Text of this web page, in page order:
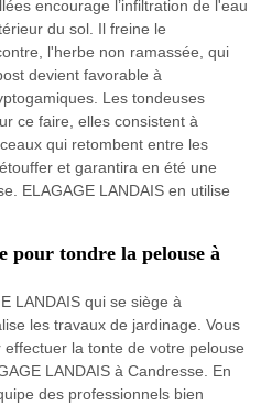
encourage l’infiltration de l'eau
du sol. Il freine le
l'herbe non ramassée, qui
devient favorable à
Les tondeuses
ce faire, elles consistent à
qui retombent entre les
et garantira en été une
ELAGAGE LANDAIS en utilise
pour tondre la pelouse à
LANDAIS qui se siège à
les travaux de jardinage. Vous
la tonte de votre pelouse
LANDAIS à Candresse. En
des professionnels bien